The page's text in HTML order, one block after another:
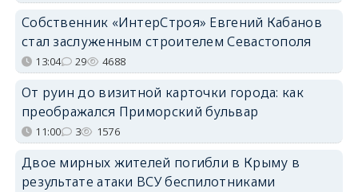
Собственник «ИнтерСтроя» Евгений Кабанов
стал заслуженным строителем Севастополя
13:04 29 4688
От руин до визитной карточки города: как
преображался Приморский бульвар
11:00 3 1576
Двое мирных жителей погибли в Крыму в
результате атаки ВСУ беспилотниками